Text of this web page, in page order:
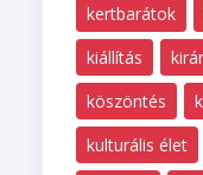
kertbarátok
kiállítás
köszöntés
kulturális élet